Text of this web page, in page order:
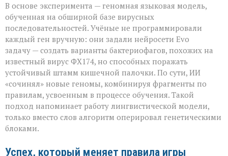
В основе эксперимента — геномная языковая модель,
обученная на обширной базе вирусных
последовательностей. Учёные не программировали
каждый ген вручную: они задали нейросети Evo
задачу — создать варианты бактериофагов, похожих на
известный вирус ФХ174, но способных поражать
устойчивый штамм кишечной палочки. По сути, ИИ
«сочинял» новые геномы, комбинируя фрагменты по
правилам, усвоенным в процессе обучения. Такой
подход напоминает работу лингвистической модели,
только вместо слов алгоритм оперировал генетическими
блоками.
Успех, который меняет правила игры